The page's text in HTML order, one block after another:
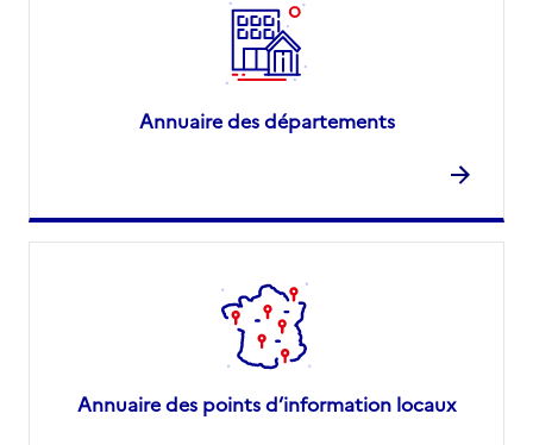
Annuaire des départements
Annuaire des points d’information locaux